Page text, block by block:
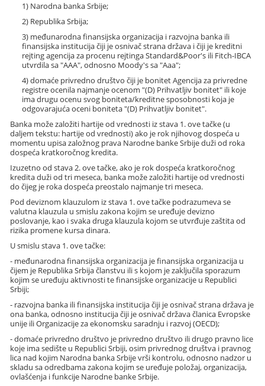
1) Narodna banka Srbije;
2) Republika Srbija;
3) međunarodna finansijska organizacija i razvojna banka ili
finansijska institucija čiji je osnivač strana država i čiji je kreditni
rejting agencija za procenu rejtinga Standard&Poor's ili Fitch-IBCA
utvrdila sa "AAA", odnosno Moody's sa "Aaa";
4) domaće privredno društvo čiji je bonitet Agencija za privredne
registre ocenila najmanje ocenom "(D) Prihvatljiv bonitet" ili koje
ima drugu ocenu svog boniteta/kreditne sposobnosti koja je
odgovarajuća oceni boniteta "(D) Prihvatljiv bonitet".
Banka može založiti hartije od vrednosti iz stava 1. ove tačke (u
daljem tekstu: hartije od vrednosti) ako je rok njihovog dospeća u
momentu upisa založnog prava Narodne banke Srbije duži od roka
dospeća kratkoročnog kredita.
Izuzetno od stava 2. ove tačke, ako je rok dospeća kratkoročnog
kredita duži od tri meseca, banka može založiti hartije od vrednosti
do čijeg je roka dospeća preostalo najmanje tri meseca.
Pod deviznom klauzulom iz stava 1. ove tačke podrazumeva se
valutna klauzula u smislu zakona kojim se uređuje devizno
poslovanje, kao i svaka druga klauzula kojom se utvrđuje zaštita od
rizika promene kursa dinara.
U smislu stava 1. ove tačke:
- međunarodna finansijska organizacija je finansijska organizacija u
čijem je Republika Srbija članstvu ili s kojom je zaključila sporazum
kojim se uređuju aktivnosti te finansijske organizacije u Republici
Srbiji;
- razvojna banka ili finansijska institucija čiji je osnivač strana država je
ona banka, odnosno institucija čiji je osnivač država članica Evropske
unije ili Organizacije za ekonomsku saradnju i razvoj (OECD);
- domaće privredno društvo je privredno društvo ili drugo pravno lice
koje ima sedište u Republici Srbiji, osim privrednog društva i pravnog
lica nad kojim Narodna banka Srbije vrši kontrolu, odnosno nadzor u
skladu sa odredbama zakona kojim se uređuje položaj, organizacija,
ovlašćenja i funkcije Narodne banke Srbije.